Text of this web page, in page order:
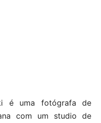
é uma fotógrafa de
com um studio de